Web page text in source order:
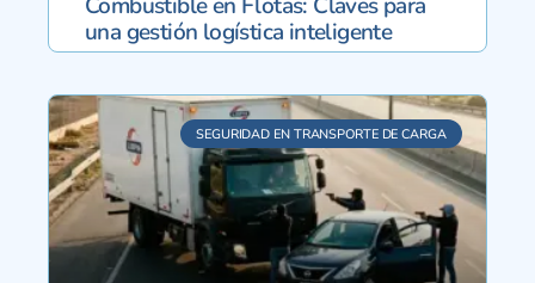
una gestión logística inteligente
SEGURIDAD EN TRANSPORTE DE CARGA